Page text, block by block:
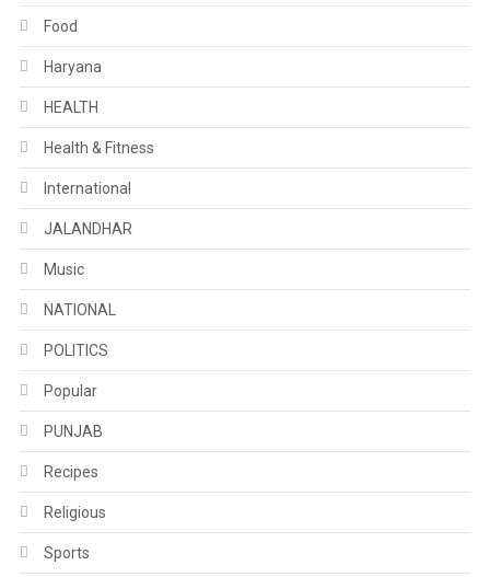
Food
Haryana
HEALTH
Health & Fitness
International
JALANDHAR
Music
NATIONAL
POLITICS
Popular
PUNJAB
Recipes
Religious
Sports